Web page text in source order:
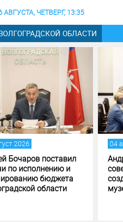
АВГУСТА, ЧЕТВЕРГ, 13:35
ОБЛАСТИ
04 август 2026
Андрей Бочаров провел
совещание по ходу
создания памятника и
музея СВО